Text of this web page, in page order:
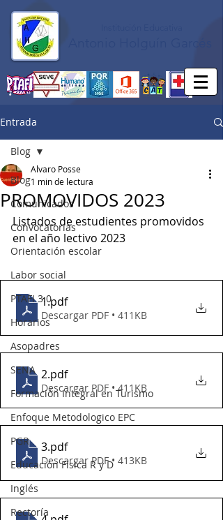
Entrada
Blog
Comunicados
Convocatorias
Orientación escolar
Labor social
PTAFI 3.0
Horarios
Asopadres
SENA
Formación Integral en Turismo
Enfoque Metodologico EPC
PGR
Educación Física R y D
Inglés
Rectoría
Blog
PROMOVIDOS 2023
Alvaro Posse
1 min de lectura
Listados de estudientes promovidos
en el año lectivo 2023
1.pdf
Descargar PDF • 411KB
2.pdf
Descargar PDF • 411KB
3.pdf
Descargar PDF • 413KB